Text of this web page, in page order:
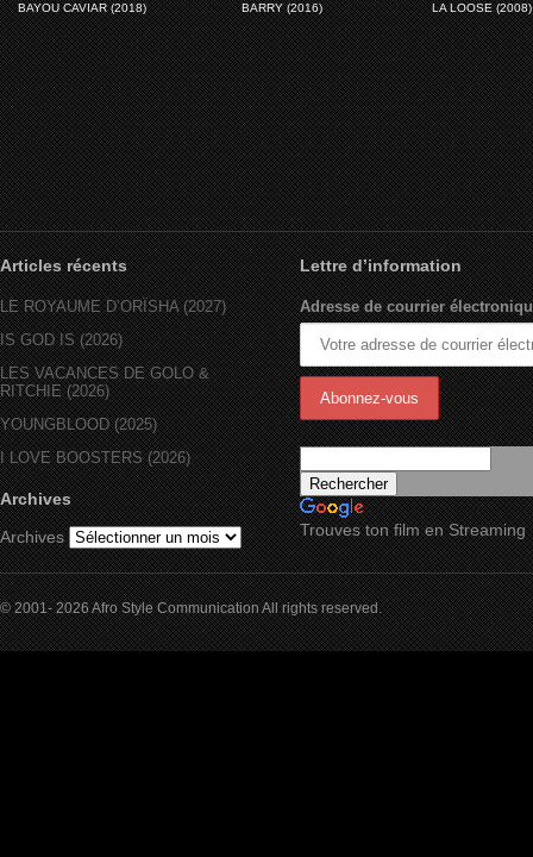
BAYOU CAVIAR (2018) BARRY (2016) LA LOOSE (2008)
Articles récents
LE ROYAUME D’ORÏSHA (2027)
IS GOD IS (2026)
LES VACANCES DE GOLO &
RITCHIE (2026)
YOUNGBLOOD (2025)
I LOVE BOOSTERS (2026)
Archives
Archives
Lettre d’information
Adresse de courrier
Trouves ton film en Streaming
© 2001- 2026 Afro Style Communication All rights reserved.